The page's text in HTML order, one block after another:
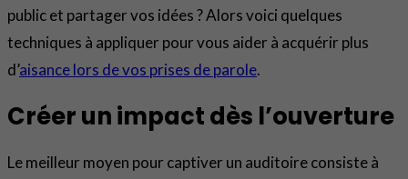
public et partager vos idées ? Alors voici quelques
techniques à appliquer pour vous aider à acquérir plus
d’aisance lors de vos prises de parole.
Créer un impact dès l’ouverture
Le meilleur moyen pour captiver un auditoire consiste à